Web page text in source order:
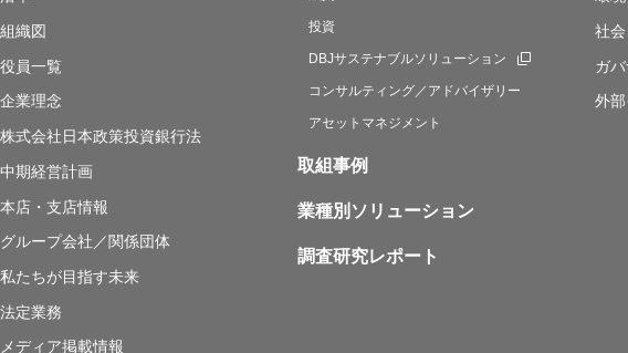
組織図
役員一覧
企業理念
株式会社日本政策投資銀行法
中期経営計画
本店・支店情報
グループ会社／関係団体
私たちが目指す未来
法定業務
メディア掲載情報
投資
DBJサステナブルソリューション新規ウィンドウを開
コンサルティング／アドバイザリー
アセットマネジメント
取組事例
業種別ソリューション
調査研究レポート
社会
ガ
外